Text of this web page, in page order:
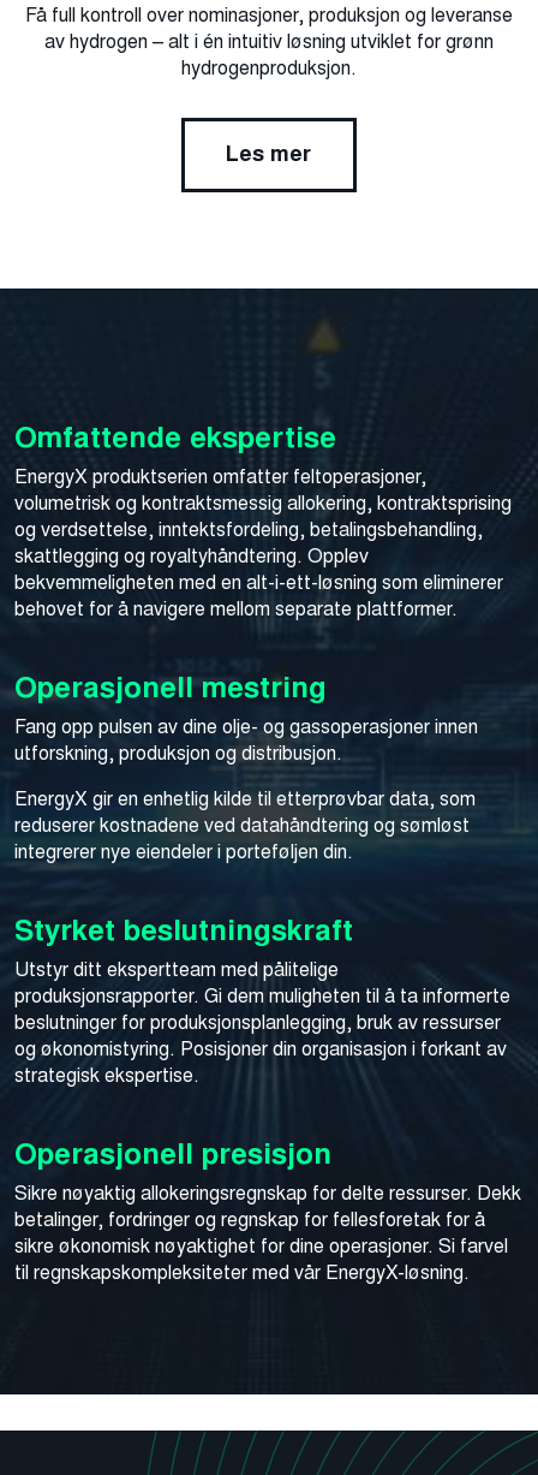
Få full kontroll over nominasjoner, produksjon og leveranse
av hydrogen – alt i én intuitiv løsning utviklet for grønn
hydrogenproduksjon.​
Les mer
Omfattende ekspertise
EnergyX produktserien omfatter feltoperasjoner,
volumetrisk og kontraktsmessig allokering, kontraktsprising
og verdsettelse, inntektsfordeling, betalingsbehandling,
skattlegging og royaltyhåndtering. Opplev
bekvemmeligheten med en alt-i-ett-løsning som eliminerer
behovet for å navigere mellom separate plattformer.
Operasjonell mestring
Fang opp pulsen av dine olje- og gassoperasjoner innen
utforskning, produksjon og distribusjon.
EnergyX gir en enhetlig kilde til etterprøvbar data, som
reduserer kostnadene ved datahåndtering og sømløst
integrerer nye eiendeler i porteføljen din.
Styrket beslutningskraft
Utstyr ditt ekspertteam med pålitelige
produksjonsrapporter. Gi dem muligheten til å ta informerte
beslutninger for produksjonsplanlegging, bruk av ressurser
og økonomistyring. Posisjoner din organisasjon i forkant av
strategisk ekspertise.
Operasjonell presisjon
Sikre nøyaktig allokeringsregnskap for delte ressurser. Dekk
betalinger, fordringer og regnskap for fellesforetak for å
sikre økonomisk nøyaktighet for dine operasjoner. Si farvel
til regnskapskompleksiteter med vår EnergyX-løsning.